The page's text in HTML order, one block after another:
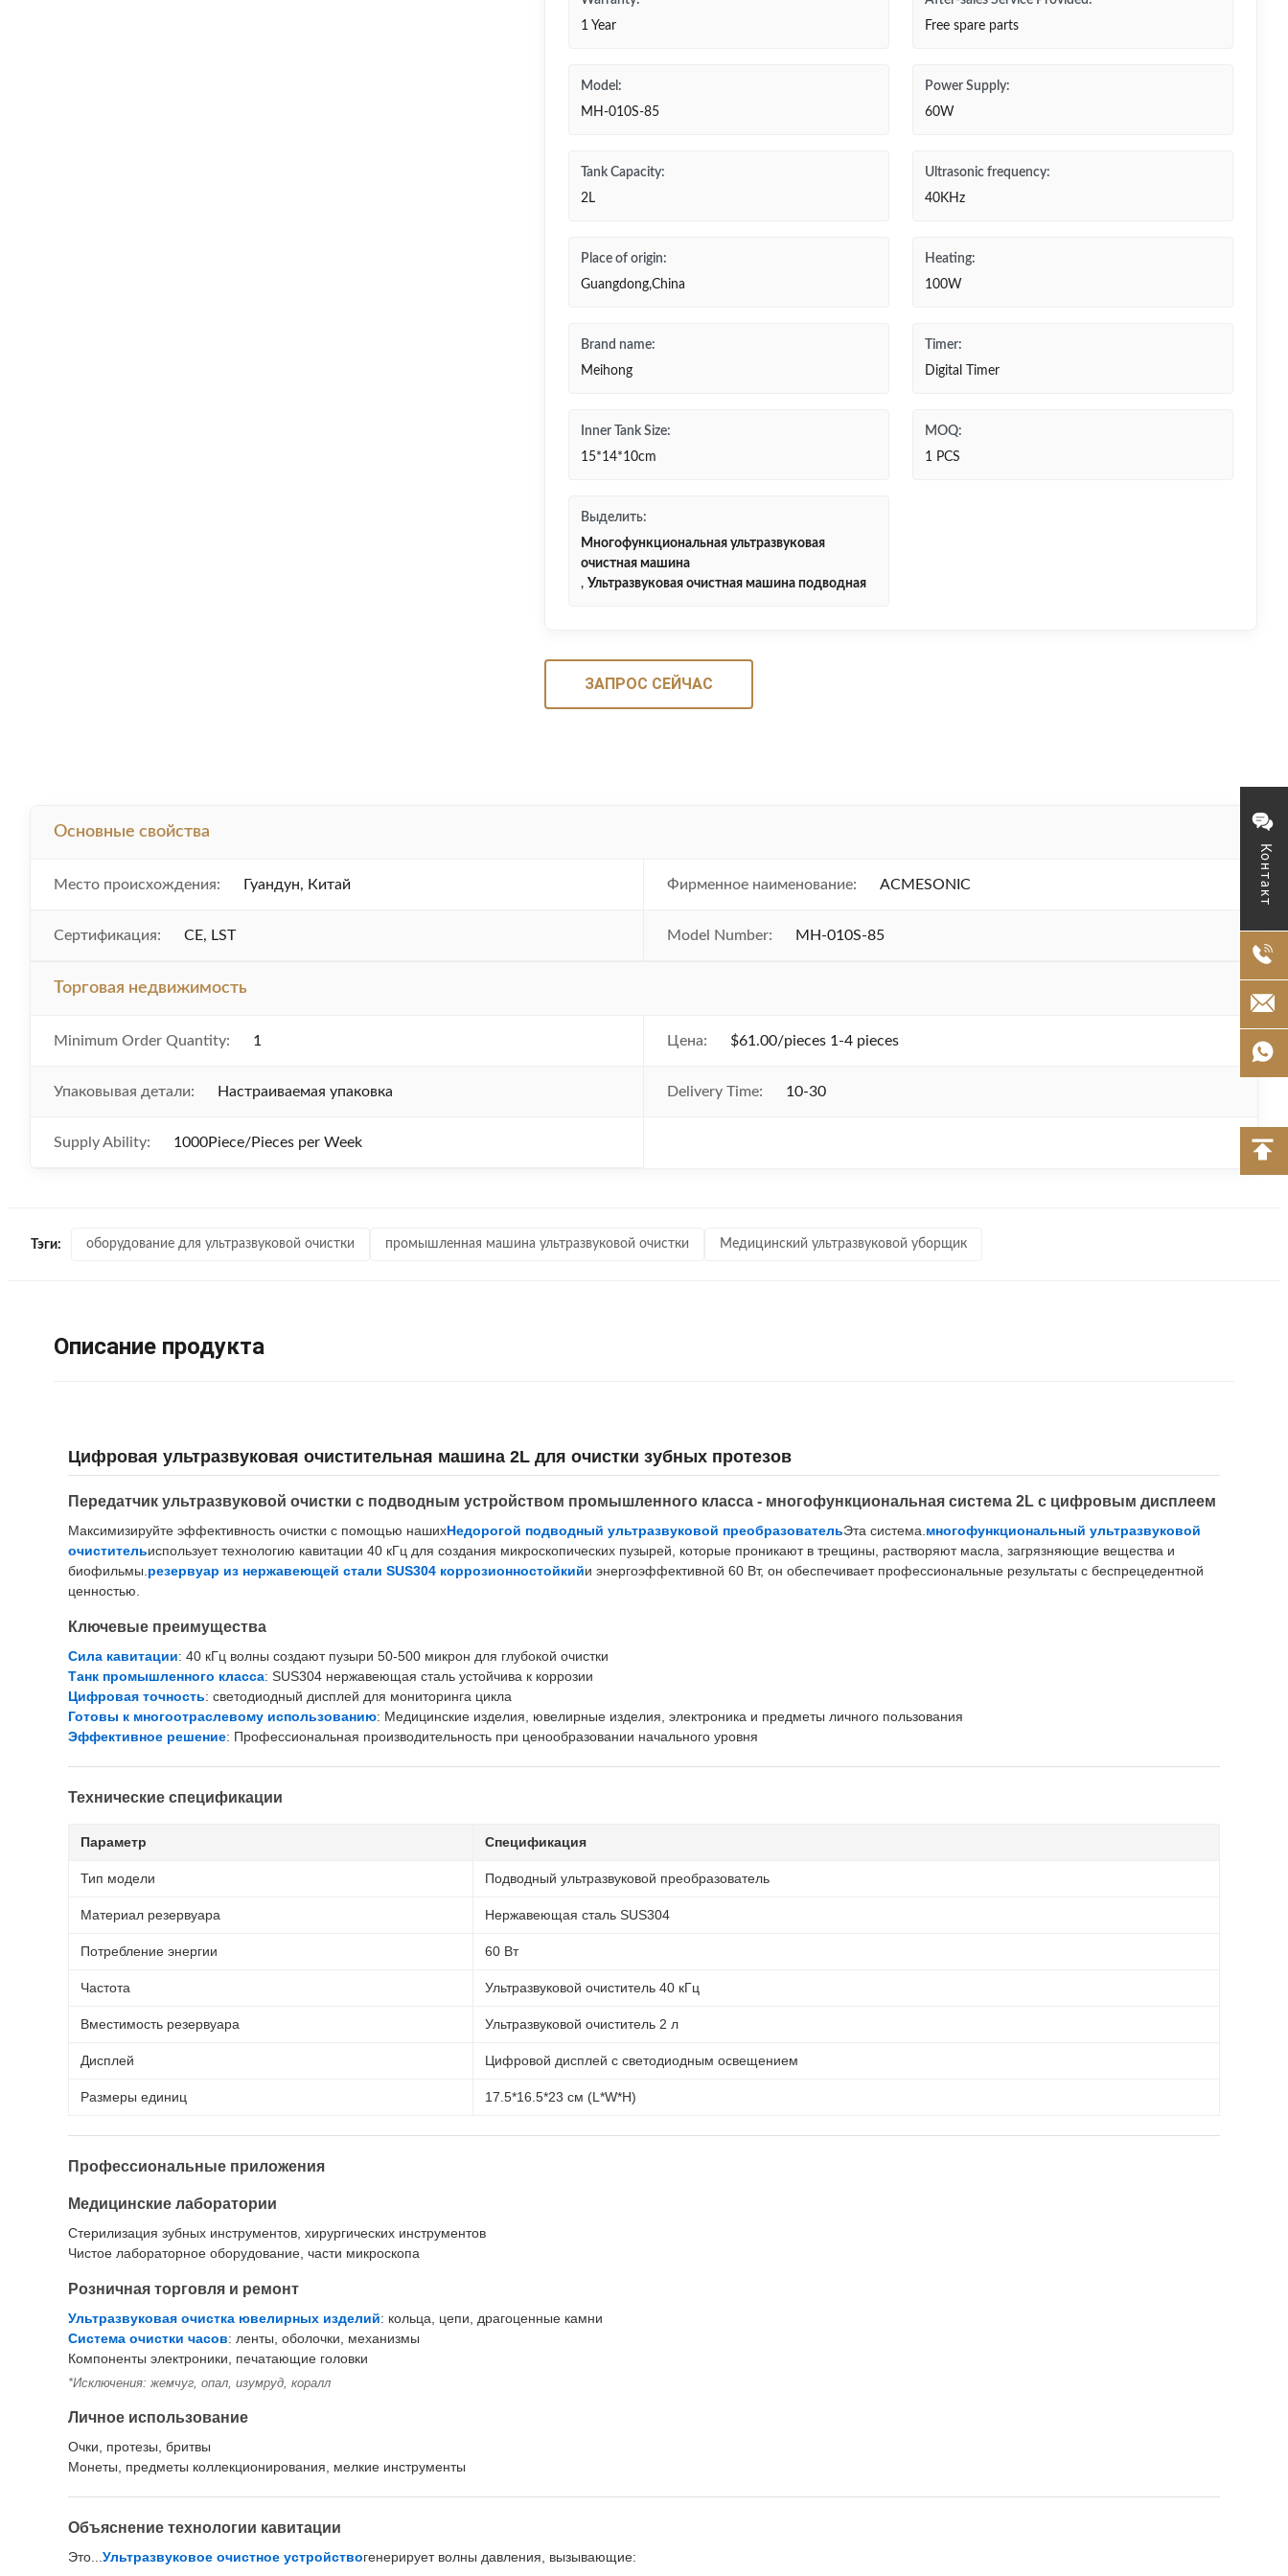
Контакт
1 Year
Free spare parts
Model:
MH-010S-85
Power Supply:
60W
Tank Capacity:
2L
Ultrasonic frequency:
40KHz
Place of origin:
Guangdong,China
Heating:
100W
Brand name:
Meihong
Timer:
Digital Timer
Inner Tank Size:
15*14*10cm
MOQ:
1 PCS
Выделить:
Многофункциональная ультразвуковая
очистная машина
, Ультразвуковая очистная машина подводная
ЗАПРОС СЕЙЧАС
Основные свойства
Место происхождения: Гуандун, Китай Фирменное наименование: ACMESONIC
Сертификация: CE, LST Model Number: MH-010S-85
Торговая недвижимость
Minimum Order Quantity: 1 Цена: $61.00/pieces 1-4 pieces
Упаковывая детали: Настраиваемая упаковка Delivery Time: 10-30
Supply Ability: 1000Piece/Pieces per Week
Тэги: оборудование для ультразвуковой очистки промышленная машина ультразвуковой очистки Медицинский ультразвуковой уборщик
Описание продукта
Цифровая ультразвуковая очистительная машина 2L для очистки зубных протезов
Передатчик ультразвуковой очистки с подводным устройством промышленного класса - многофункциональная система 2L с цифровым дисплеем
Максимизируйте эффективность очистки с помощью нашихНедорогой подводный ультразвуковой преобразовательЭта система. многофункциональный ультразвуковой
очистительиспользует технологию кавитации 40 кГц для создания микроскопических пузырей, которые проникают в трещины, растворяют масла, загрязняющие вещества и
биофильмы. резервуар из нержавеющей стали SUS304 коррозионностойкийи энергоэффективной 60 Вт, он обеспечивает профессиональные результаты с беспрецедентной
ценностью.
Ключевые преимущества
Сила кавитации: 40 кГц волны создают пузыри 50-500 микрон для глубокой очистки
Танк промышленного класса: SUS304 нержавеющая сталь устойчива к коррозии
Цифровая точность: светодиодный дисплей для мониторинга цикла
Готовы к многоотраслевому использованию: Медицинские изделия, ювелирные изделия, электроника и предметы личного пользования
Эффективное решение: Профессиональная производительность при ценообразовании начального уровня
Технические спецификации
Параметр Спецификация
Тип модели Подводный ультразвуковой преобразователь
Материал резервуара Нержавеющая сталь SUS304
Потребление энергии 60 Вт
Частота Ультразвуковой очиститель 40 кГц
Вместимость резервуара Ультразвуковой очиститель 2 л
Дисплей Цифровой дисплей с светодиодным освещением
Размеры единиц 17.5*16.5*23 см (L*W*H)
Профессиональные приложения
Медицинские лаборатории
Стерилизация зубных инструментов, хирургических инструментов
Чистое лабораторное оборудование, части микроскопа
Розничная торговля и ремонт
Ультразвуковая очистка ювелирных изделий: кольца, цепи, драгоценные камни
Система очистки часов: ленты, оболочки, механизмы
Компоненты электроники, печатающие головки
*Исключения: жемчуг, опал, изумруд, коралл
Личное использование
Очки, протезы, бритвы
Монеты, предметы коллекционирования, мелкие инструменты
Объяснение технологии кавитации
Это... Ультразвуковое очистное устройствогенерирует волны давления, вызывающие: